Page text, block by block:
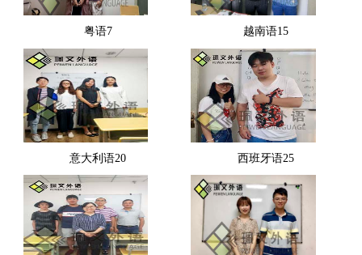
粤语7 越南语15
意大利语20 西班牙语25